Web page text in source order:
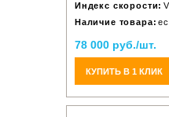
Индекс скорости:
Наличие товара:
78 000 руб./шт.
КУПИТЬ В 1 КЛИК